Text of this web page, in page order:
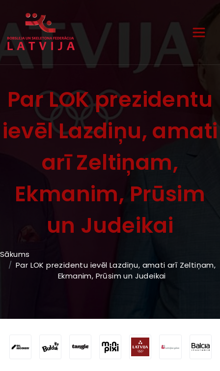
Par LOK prezidentu
ievēl Lazdiņu, amati
arī Zeltiņam,
Ekmanim, Prūsim
un Judeikai
Sākums
Par LOK prezidentu ievēl Lazdiņu, amati arī Zeltiņam,
Ekmanim, Prūsim un Judeikai